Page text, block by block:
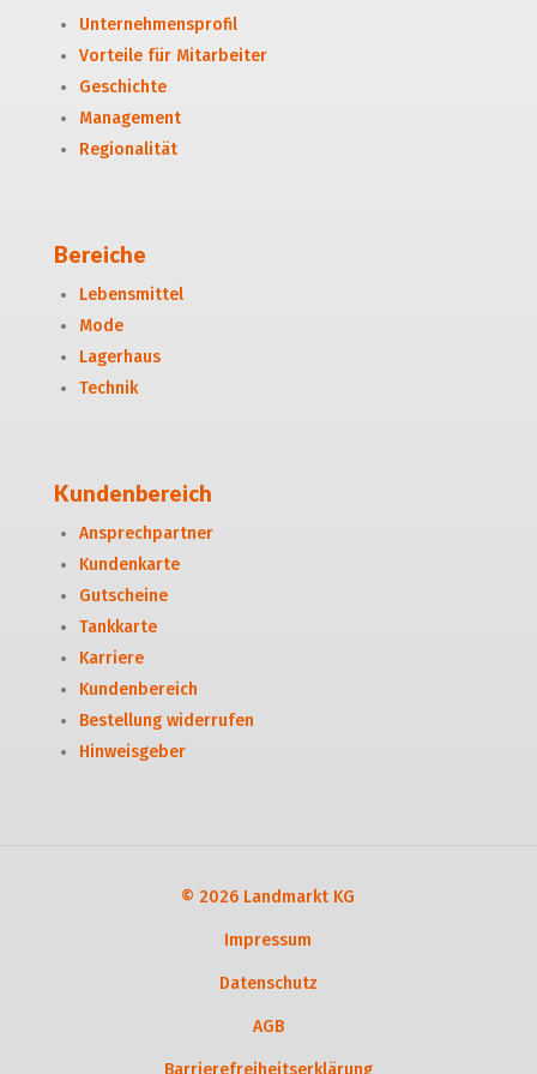
Unternehmensprofil
Vorteile für Mitarbeiter
Geschichte
Management
Regionalität
Bereiche
Lebensmittel
Mode
Lagerhaus
Technik
Kundenbereich
Ansprechpartner
Kundenkarte
Gutscheine
Tankkarte
Karriere
Kundenbereich
Bestellung widerrufen
Hinweisgeber
© 2026 Landmarkt KG
Impressum
Datenschutz
AGB
Barrierefreiheitserklärung